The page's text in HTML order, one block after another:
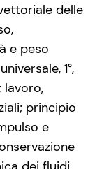
delle
e peso
1°,
lavoro,
principio
e